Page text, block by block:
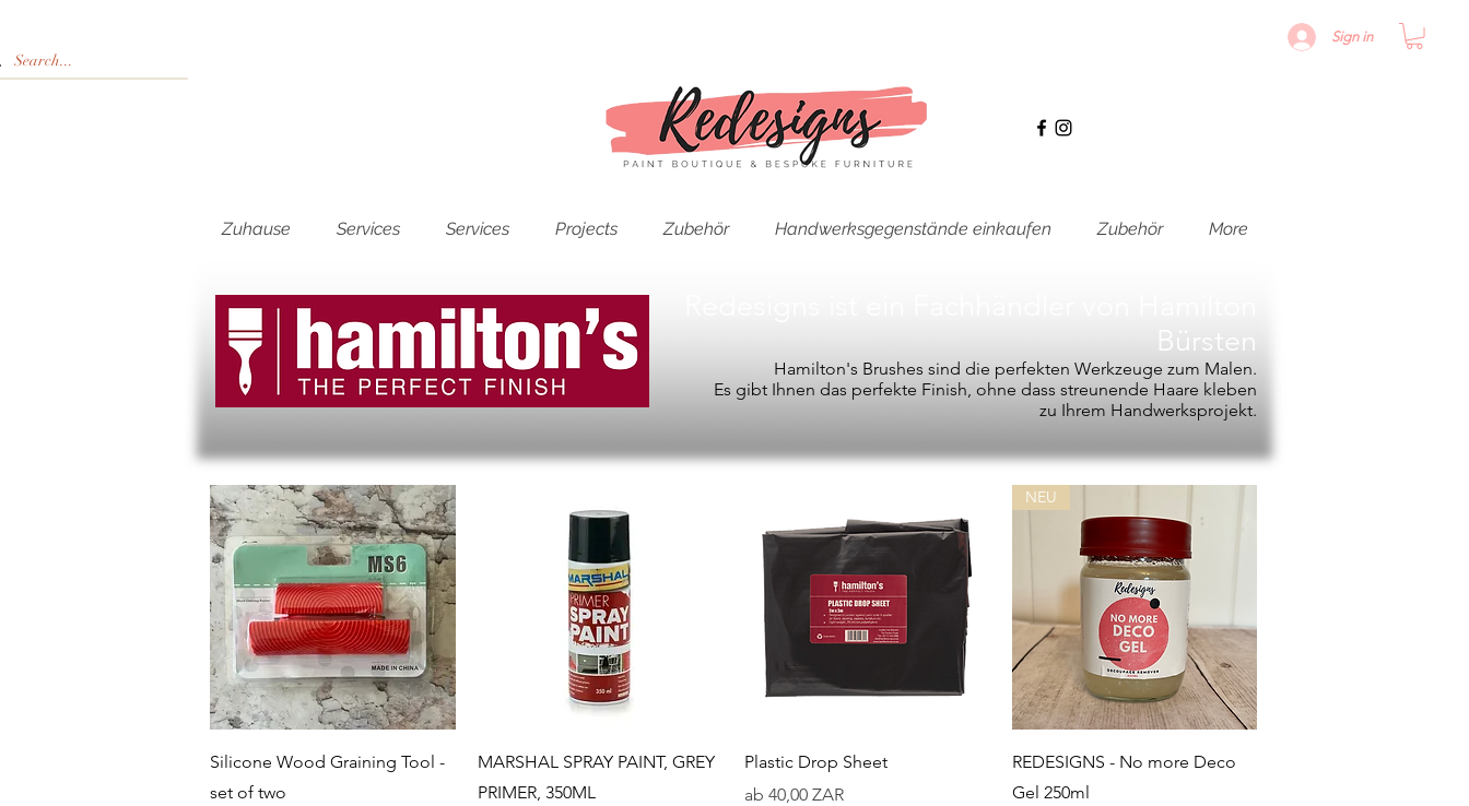
Sign in
Zuhause Services Services Projects Zubehör Handwerksgegenstände einkaufen Zubehör More
Bürsten
Hamilton's Brushes sind die perfekten Werkzeuge zum Malen.
Es gibt Ihnen das perfekte Finish, ohne dass streunende Haare kleben
zu Ihrem Handwerksprojekt.
Schnellansicht
Silicone Wood Graining Tool -
set of two
Schnellansicht
MARSHAL SPRAY PAINT, GREY
PRIMER, 350ML
Schnellansicht
Plastic Drop Sheet
ab 40,00 ZAR
Sale-Preis
Schnellansicht
NEU
REDESIGNS - No more Deco
Gel 250ml